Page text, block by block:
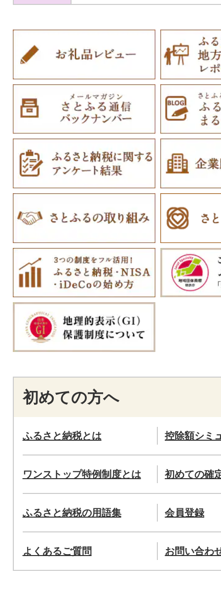
初めての方へ
ふるさと納税とは 控除額シミ
ワンストップ特例制度とは 初めての確
ふるさと納税の用語集 会員登録
よくあるご質問 お問い合わ